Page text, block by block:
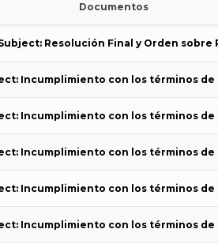
Documentos
Resolución Final y Orden sobre
Incumplimiento con los términos de
Incumplimiento con los términos de
Incumplimiento con los términos de
Incumplimiento con los términos de
Incumplimiento con los términos de